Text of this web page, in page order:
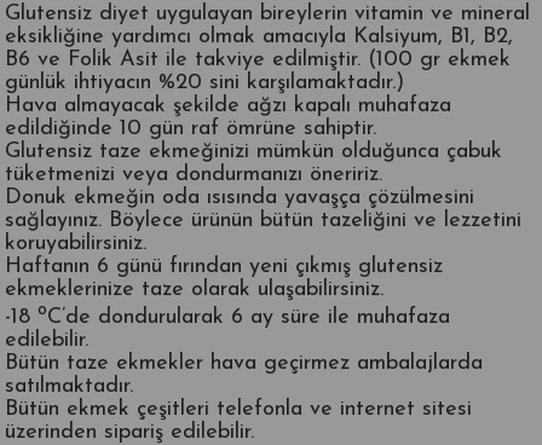
Glutensiz diyet uygulayan bireylerin vitamin ve mineral
eksikliğine yardımcı olmak amacıyla Kalsiyum, B1, B2,
B6 ve Folik Asit ile takviye edilmiştir. (100 gr ekmek
günlük ihtiyacın %20 sini karşılamaktadır.)
Hava almayacak şekilde ağzı kapalı muhafaza
edildiğinde 10 gün raf ömrüne sahiptir.
Glutensiz taze ekmeğinizi mümkün olduğunca çabuk
tüketmenizi veya dondurmanızı öneririz.
Donuk ekmeğin oda ısısında yavaşça çözülmesini
sağlayınız. Böylece ürünün bütün tazeliğini ve lezzetini
koruyabilirsiniz.
Haftanın 6 günü fırından yeni çıkmış glutensiz
ekmeklerinize taze olarak ulaşabilirsiniz.
-18oC’de dondurularak 6 ay süre ile muhafaza
edilebilir.
Bütün taze ekmekler hava geçirmez ambalajlarda
satılmaktadır.
Bütün ekmek çeşitleri telefonla ve internet sitesi
üzerinden sipariş edilebilir.